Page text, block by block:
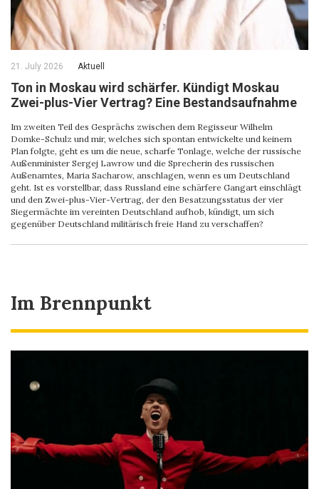
21. July 2026 Aktuell
Ton in Moskau wird schärfer. Kündigt Moskau
Zwei-plus-Vier Vertrag? Eine Bestandsaufnahme
Im zweiten Teil des Gesprächs zwischen dem Regisseur Wilhelm
Domke-Schulz und mir, welches sich spontan entwickelte und keinem
Plan folgte, geht es um die neue, scharfe Tonlage, welche der russische
Außenminister Sergej Lawrow und die Sprecherin des russischen
Außenamtes, Maria Sacharow, anschlagen, wenn es um Deutschland
geht. Ist es vorstellbar, dass Russland eine schärfere Gangart einschlägt
und den Zwei-plus-Vier-Vertrag, der den Besatzungsstatus der vier
Siegermächte im vereinten Deutschland aufhob, kündigt, um sich
gegenüber Deutschland militärisch freie Hand zu verschaffen?
Im Brennpunkt